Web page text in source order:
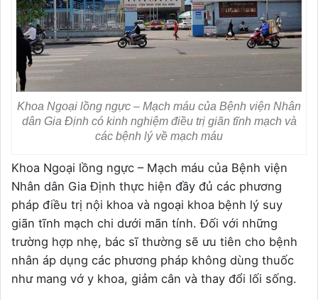
Khoa Ngoại lồng ngực – Mạch máu của Bệnh viện Nhân
dân Gia Định có kinh nghiệm điều trị giãn tĩnh mạch và
các bệnh lý về mạch máu
Khoa Ngoại lồng ngực – Mạch máu của Bệnh viện
Nhân dân Gia Định thực hiện đầy đủ các phương
pháp điều trị nội khoa và ngoại khoa bệnh lý suy
giãn tĩnh mạch chi dưới mãn tính. Đối với những
trường hợp nhẹ, bác sĩ thường sẽ ưu tiên cho bệnh
nhân áp dụng các phương pháp không dùng thuốc
như mang vớ y khoa, giảm cân và thay đổi lối sống.